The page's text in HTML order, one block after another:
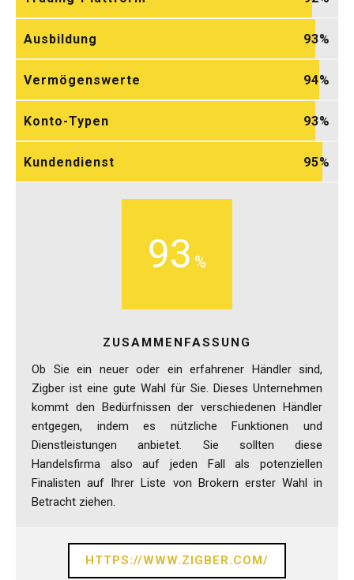
Ausbildung 93
Vermögenswerte 94
Konto-Typen 93
Kundendienst 95
93
ZUSAMMENFASSUNG
Ob Sie ein neuer oder ein erfahrener Händler sind,
Zigber ist eine gute Wahl für Sie. Dieses Unternehmen
kommt den Bedürfnissen der verschiedenen Händler
entgegen, indem es nützliche Funktionen und
Dienstleistungen anbietet. Sie sollten diese
Handelsfirma also auf jeden Fall als potenziellen
Finalisten auf Ihrer Liste von Brokern erster Wahl in
Betracht ziehen.
HTTPS://WWW.ZIGBER.COM/